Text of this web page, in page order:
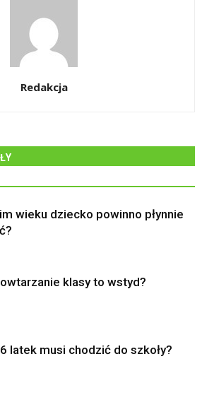
Redakcja
wieku dziecko powinno płynnie
klasy to wstyd?
latek musi chodzić do szkoły?